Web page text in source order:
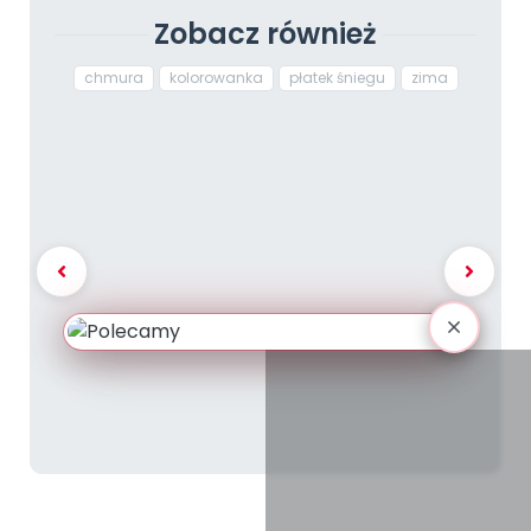
Zobacz również
chmura kolorowanka płatek śniegu zima